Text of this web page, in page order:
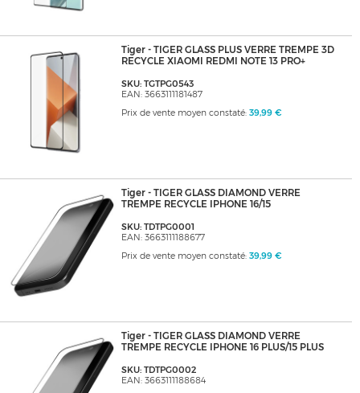
Tiger - TIGER GLASS PLUS VERRE TREMPE 3D
RECYCLE XIAOMI REDMI NOTE 13 PRO+
SKU: TGTPG0543
EAN: 3663111181487
Prix de vente moyen constaté: 39,99 €
Tiger - TIGER GLASS DIAMOND VERRE
TREMPE RECYCLE IPHONE 16/15
SKU: TDTPG0001
EAN: 3663111188677
Prix de vente moyen constaté: 39,99 €
Tiger - TIGER GLASS DIAMOND VERRE
TREMPE RECYCLE IPHONE 16 PLUS/15 PLUS
SKU: TDTPG0002
EAN: 3663111188684